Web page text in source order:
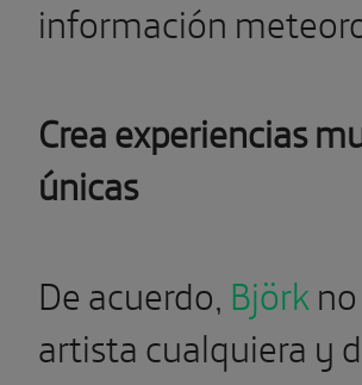
información
Crea experiencias
únicas
De acuerdo, Björk
artista cualquiera y